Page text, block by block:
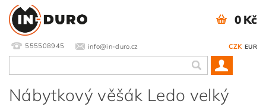
555508945 info@in-duro.cz CZK EUR
0 Kč
Nábytkový věšák Ledo velký